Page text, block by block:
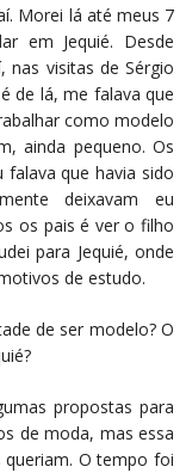
Morei lá até meus 7
em Jequié. Desde
nas visitas de Sérgio
de lá, me falava que
como modelo
ainda pequeno. Os
que havia sido
deixavam eu
os pais é ver o filho
para Jequié, onde
de estudo.
de ser modelo? O
propostas para
de moda, mas essa
O tempo foi